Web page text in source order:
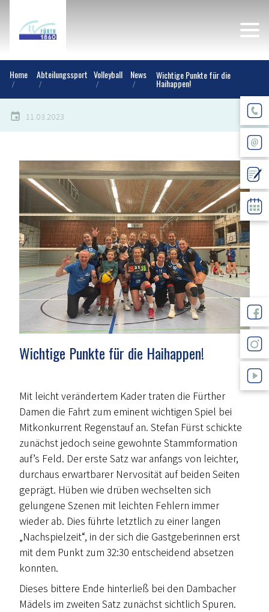
Home Abteilungssport Volleyball News Wichtige Punkte für die
Haihappen!
11.03.2023
Wichtige Punkte für die Haihappen!
Mit leicht verändertem Kader traten die Fürther
Damen die Fahrt zum eminent wichtigen Spiel bei
Mitkonkurrent Regenstauf an. Stefan Fürst schickte
zunächst jedoch seine gewohnte Stammformation
auf’s Feld. Der erste Satz war anfangs von leichter,
durchaus erwartbarer Nervosität auf beiden Seiten
geprägt. Hüben wie drüben wechselten sich
gelungene Szenen mit leichten Fehlern immer
wieder ab. Dies führte letztlich zu einer langen
„Nachspielzeit“, in der sich die Gastgeberinnen erst
mit dem Punkt zum 32:30 entscheidend absetzen
konnten.
Dieses bittere Ende hinterließ bei den Dambacher
Mädels im zweiten Satz zunächst sichtlich Spuren.